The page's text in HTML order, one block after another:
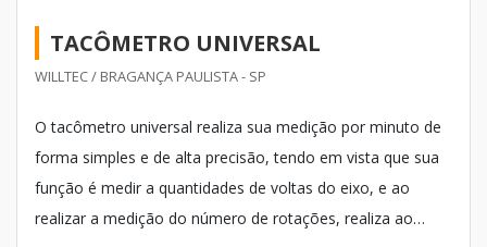
TACÔMETRO UNIVERSAL
WILLTEC / BRAGANÇA PAULISTA - SP
O tacômetro universal realiza sua medição por minuto de
forma simples e de alta precisão, tendo em vista que sua
função é medir a quantidades de voltas do eixo, e ao
realizar a medição do número de rotações, realiza ao